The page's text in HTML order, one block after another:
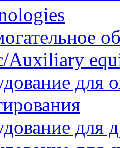
Auxiliary
для
для